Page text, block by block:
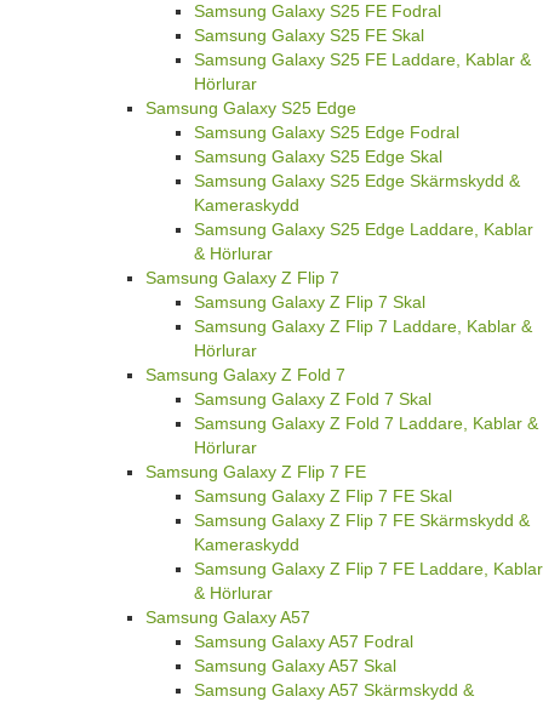
Samsung Galaxy S25 FE Fodral
Samsung Galaxy S25 FE Skal
Samsung Galaxy S25 FE Laddare, Kablar &
Hörlurar
Samsung Galaxy S25 Edge
Samsung Galaxy S25 Edge Fodral
Samsung Galaxy S25 Edge Skal
Samsung Galaxy S25 Edge Skärmskydd &
Kameraskydd
Samsung Galaxy S25 Edge Laddare, Kablar
& Hörlurar
Samsung Galaxy Z Flip 7
Samsung Galaxy Z Flip 7 Skal
Samsung Galaxy Z Flip 7 Laddare, Kablar &
Hörlurar
Samsung Galaxy Z Fold 7
Samsung Galaxy Z Fold 7 Skal
Samsung Galaxy Z Fold 7 Laddare, Kablar &
Hörlurar
Samsung Galaxy Z Flip 7 FE
Samsung Galaxy Z Flip 7 FE Skal
Samsung Galaxy Z Flip 7 FE Skärmskydd &
Kameraskydd
Samsung Galaxy Z Flip 7 FE Laddare, Kablar
& Hörlurar
Samsung Galaxy A57
Samsung Galaxy A57 Fodral
Samsung Galaxy A57 Skal
Samsung Galaxy A57 Skärmskydd &